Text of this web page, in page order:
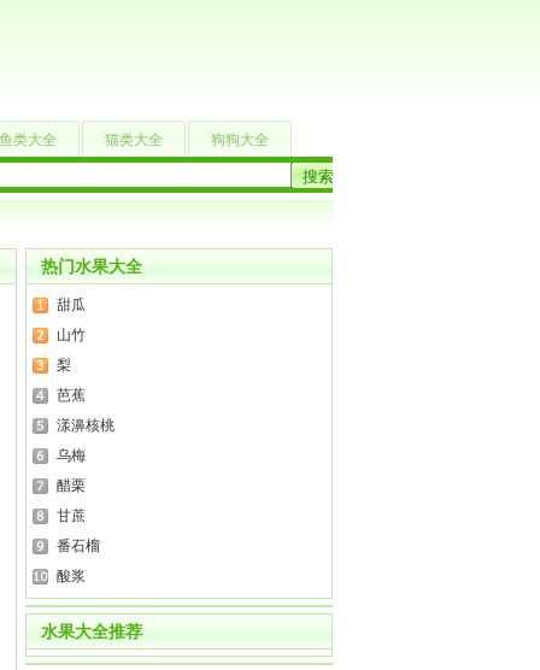
鱼类大全 猫类大全 狗狗大全
热门水果大全
甜瓜
山竹
梨
芭蕉
漾濞核桃
乌梅
醋栗
甘蔗
番石榴
酸浆
水果大全推荐